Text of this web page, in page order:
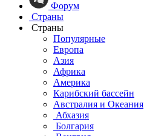
Форум
Страны
Страны
Популярные
Европа
Азия
Африка
Америка
Карибский бассейн
Австралия и Океания
Абхазия
Болгария